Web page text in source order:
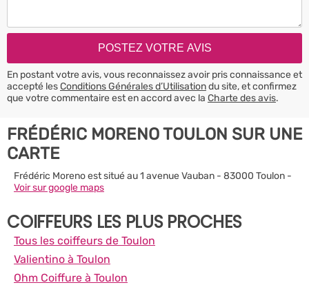
En postant votre avis, vous reconnaissez avoir pris connaissance et
accepté lesConditions Générales d’Utilisationdu site, et confirmez
que votre commentaire est en accord avec la Charte des avis.
FRÉDÉRIC MORENO TOULON SUR UNE
CARTE
Frédéric Moreno est situé au 1 avenue Vauban - 83000 Toulon -
Voir sur google maps
COIFFEURS LES PLUS PROCHES
Tous les coiffeurs de Toulon
Valientino à Toulon
Ohm Coiffure à Toulon